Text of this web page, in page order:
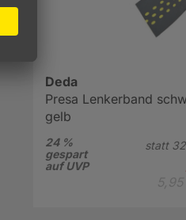
Deda
Presa Lenkerband
gelb
24 %
gespart
auf UVP
statt